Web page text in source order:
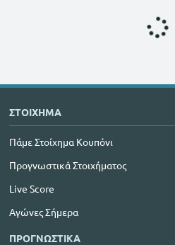
ΣΤΟΙΧΗΜΑ
Πάμε Στοίχημα Κουπόνι
Προγνωστικά Στοιχήματος
Live Score
Αγώνες Σήμερα
ΠΡΟΓΝΩΣΤΙΚΑ